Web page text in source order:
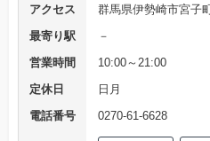
アクセス
群馬県伊勢崎市宮子
最寄り駅
－
営業時間
10:00～21:00
定休日
日月
電話番号
0270-61-6628